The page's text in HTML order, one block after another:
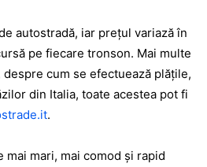
autostradă, iar preţul variază în
pe fiecare tronson. Mai multe
cum se efectuează plăţile,
din Italia, toate acestea pot fi
.
mai mari, mai comod și rapid